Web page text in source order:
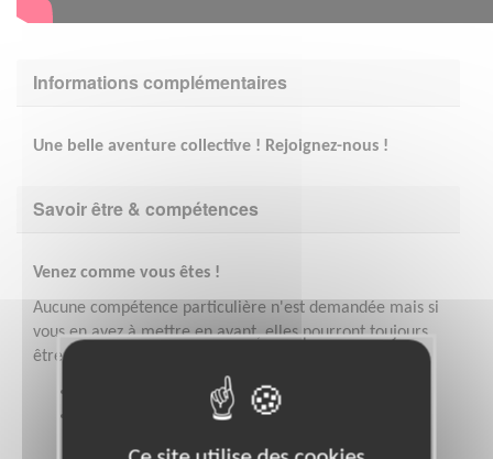
Informations complémentaires
Une belle aventure collective ! Rejoignez-nous !
Savoir être & compétences
Venez comme vous êtes !
Aucune compétence particulière n'est demandée mais si
vous en avez à mettre en avant, elles pourront toujours
être utiles ! Pour autant, nos actions nécessitent :
Un savoir être relationnel,
De la motivation à vouloir agir pour la promotion